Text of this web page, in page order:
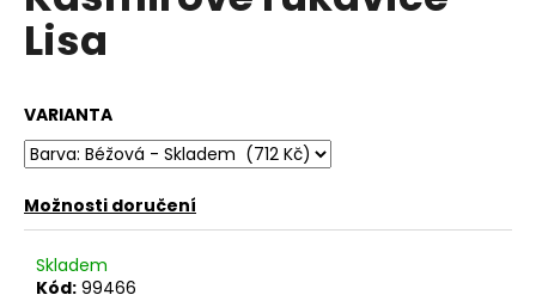
0,0
Lisa
VARIANTA
Možnosti doručení
Skladem
Kód: 99466
a
j
t
?